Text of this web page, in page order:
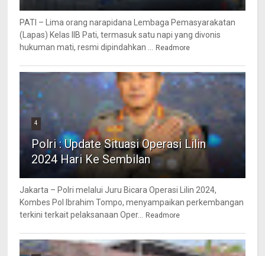
PATI – Lima orang narapidana Lembaga Pemasyarakatan
(Lapas) Kelas IIB Pati, termasuk satu napi yang divonis
hukuman mati, resmi dipindahkan ... Readmore
4
Polri : Update Situasi Operasi Lilin
2024 Hari Ke Sembilan
Jakarta – Polri melalui Juru Bicara Operasi Lilin 2024,
Kombes Pol Ibrahim Tompo, menyampaikan perkembangan
terkini terkait pelaksanaan Oper... Readmore